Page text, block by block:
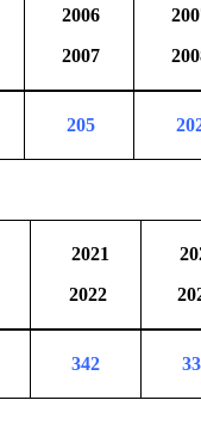
2006
2007
205
2021
2022
342